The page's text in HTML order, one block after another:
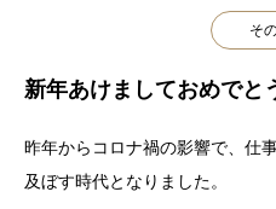
そ
新年あけましておめでと
昨年からコロナ禍の影響で、仕
及ぼす時代となりました。